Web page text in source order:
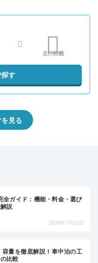
走行距離
す
見る
全ガイド：機能・料金・選び
説
2026年7月21日
容量を徹底解説！車中泊の工
比較